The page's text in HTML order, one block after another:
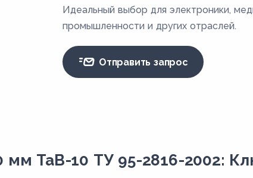
Идеальный выбор для электроники,
промышленности и других отраслей.
Отправить запрос
мм ТаВ-10 ТУ 95-2816-2002: